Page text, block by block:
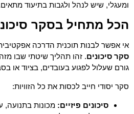
ומעגלי, שיש לנהל ולגבות בתיעוד
הכל מתחיל בסקר
אי אפשר לבנות תוכנית הדרכה
סקר סיכונים. זהו תהליך שיטתי שבו
גורם שעלול לפגוע בעובדים, בציוד או
סקר יסודי חייב לכסות את כל הזוויות:
סיכונים פיזיים: מכונות בתנועה,